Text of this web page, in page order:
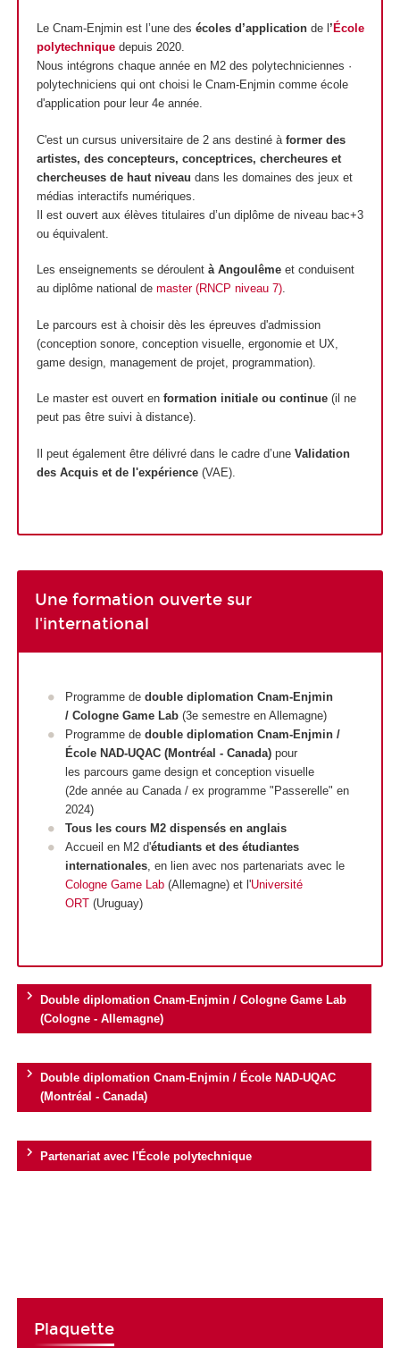
Le Cnam-Enjmin est l’une des écoles d’applicationde l ’ École
polytechnique depuis 2020.
Nous intégrons chaque année en M2 des polytechniciennes ·
polytechniciens qui ont choisi le Cnam-Enjmin comme école
d'application pour leur 4e année.
C'est un cursus universitaire de 2 ans destiné à former des
artistes, des concepteurs, conceptrices, chercheures et
chercheuses de haut niveau dans les domaines des jeux et
médias interactifs numériques.
Il est ouvert aux élèves titulaires d’un diplôme de niveau bac+3
ou équivalent.
Les enseignements se déroulent à Angoulêmeet conduisent
au diplôme national de master (RNCP niveau 7).
Le parcours est à choisir dès les épreuves d'admission
(conception sonore, conception visuelle, ergonomie et UX,
game design, management de projet, programmation).
Le master est ouvert en formation initiale ou continue(il ne
peut pas être suivi à distance).
Il peut également être délivré dans le cadre d’une Validation
des Acquis et de l'expérience(VAE).
Une formation ouverte sur
l'international
Programme de double diplomation Cnam-Enjmin
/ Cologne Game Lab (3e semestre en Allemagne)
Programme de double diplomation Cnam-Enjmin /
École NAD-UQAC (Montréal - Canada) pour
les parcours game design et conception visuelle
(2de année au Canada / ex programme "Passerelle" en
2024)
Tous les cours M2 dispensés en anglais
Accueil en M2 d'étudiants et des étudiantes
internationales, en lien avec nos partenariats avec le
Cologne Game Lab (Allemagne) et l'Université
ORT (Uruguay)
Double diplomation Cnam-Enjmin / Cologne Game Lab
(Cologne - Allemagne)
Double diplomation Cnam-Enjmin / École NAD-UQAC
(Montréal - Canada)
Partenariat avec l'École polytechnique
Plaquette